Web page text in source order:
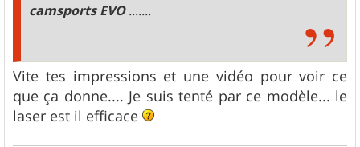
camsports EVO.......
Vite tes impressions et une vidéo pour voir ce
que ça donne.... Je suis tenté par ce modèle... le
laser est il efficace